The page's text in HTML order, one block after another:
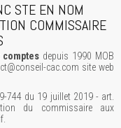
STE EN NOM
COMMISSAIRE
depuis 1990 MOB
cac.com site web
744 du 19 juillet 2019 - art.
du commissaire aux